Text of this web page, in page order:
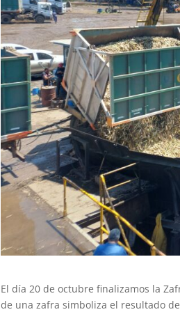
El día 20 de octubre finalizamos la
de una zafra simboliza el resultado